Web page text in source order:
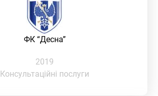
ФК “Десна”
2019
Консультаційні послуги